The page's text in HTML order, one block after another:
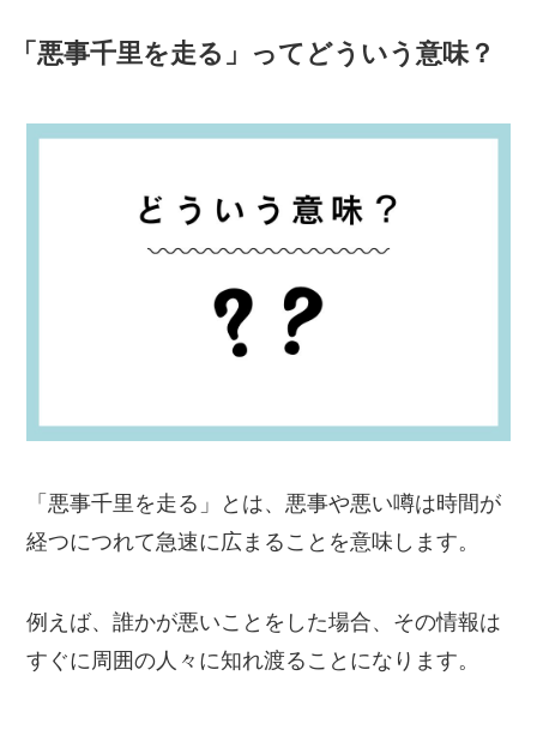
「悪事千里を走る」ってどういう意味？
「悪事千里を走る」とは、悪事や悪い噂は時間が
経つにつれて急速に広まることを意味します。
例えば、誰かが悪いことをした場合、その情報は
すぐに周囲の人々に知れ渡ることになります。